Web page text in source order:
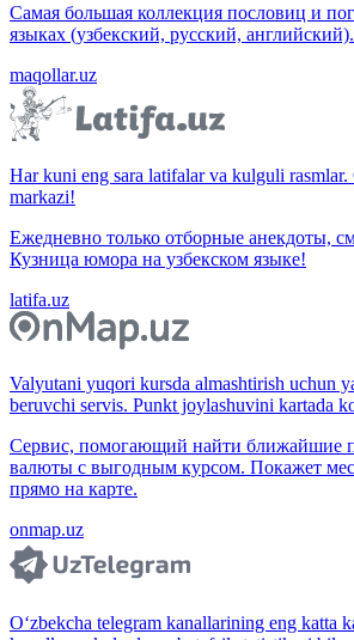
Самая большая коллекция пословиц и
языках (узбекский, русский, английский).
maqollar.uz
Har kuni eng sara latifalar va kulguli
markazi!
Ежедневно только отборные анекдоты,
Кузница юмора на узбекском языке!
latifa.uz
Valyutani yuqori kursda almashtirish uchun
beruvchi servis. Punkt joylashuvini kartada
Сервис, помогающий найти ближайшие
валюты с выгодным курсом. Покажет
прямо на карте.
onmap.uz
O‘zbekcha telegram kanallarining eng katta